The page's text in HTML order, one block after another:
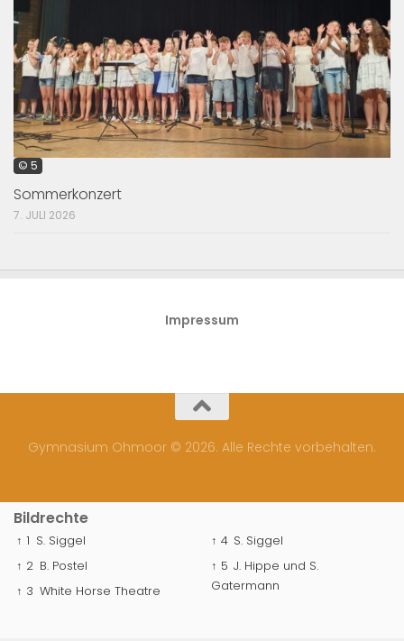
© 5
Sommerkonzert
7. JULI 2026
Impressum
Gymnasium Ohmoor © 2026. Alle Rechte vorbehalten.
Bildrechte
↑ 1 S. Siggel
↑ 2 B. Postel
↑ 3 White Horse Theatre
↑ 4 S. Siggel
↑ 5 J. Hippe und S.
Gatermann